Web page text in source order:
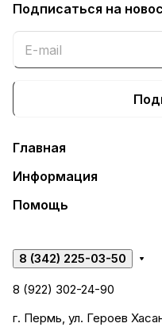
Подписаться на
Главная
Информация
Помощь
8 (342) 225-03-50
8 (922) 302-24-90
г. Пермь, ул. Героев